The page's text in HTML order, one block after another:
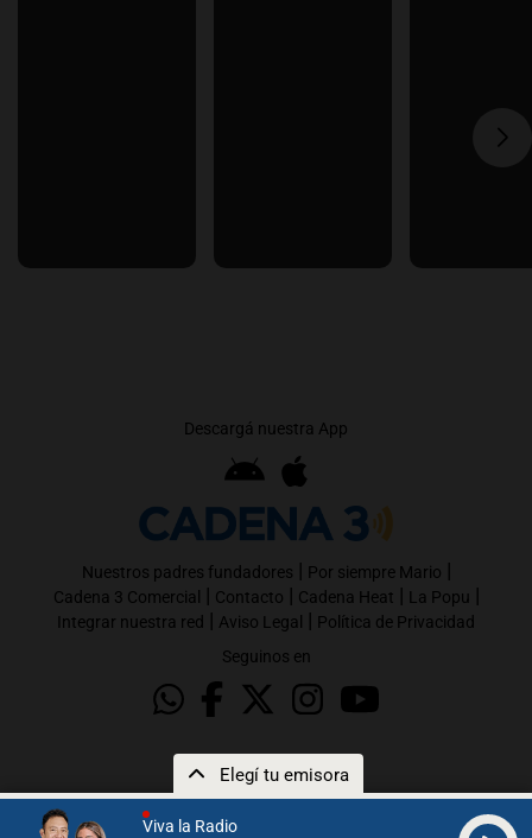
Viva la Radio
Elegí tu emisora
Descargá nuestra App
Nuestros padres fundadores | Por siempre Mario |
Cadena 3 Comercial | Contacto | Cadena Heat | La Popu |
Integrar nuestra red | Aviso Legal | Política de Privacidad
Seguinos en